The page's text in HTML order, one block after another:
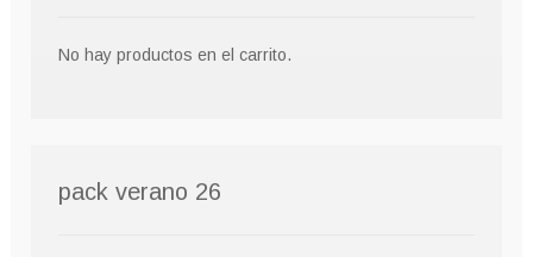
No hay productos en el carrito.
pack verano 26